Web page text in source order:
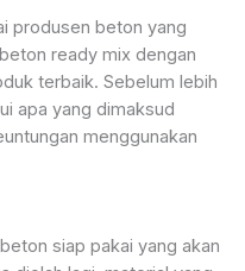
produsen beton yang
ready mix dengan
terbaik. Sebelum lebih
apa yang dimaksud
menggunakan
siap pakai yang akan